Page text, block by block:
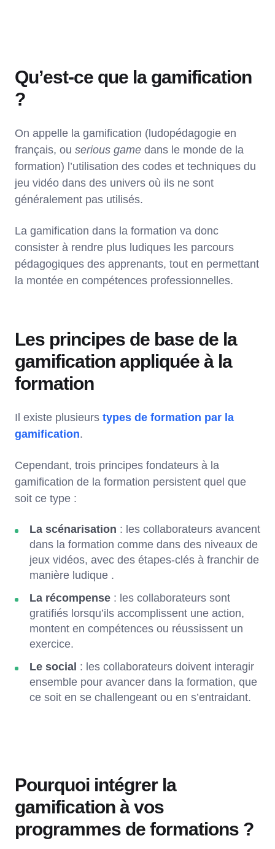
Qu’est-ce que la gamification
?
On appelle la gamification (ludopédagogie en
français, ou serious game dans le monde de la
formation) l’utilisation des codes et techniques du
jeu vidéo dans des univers où ils ne sont
généralement pas utilisés.
La gamification dans la formation va donc
consister à rendre plus ludiques les parcours
pédagogiques des apprenants, tout en permettant
la montée en compétences professionnelles.
Les principes de base de la
gamification appliquée à la
formation
Il existe plusieurs types de formation par la
gamification.
Cependant, trois principes fondateurs à la
gamification de la formation persistent quel que
soit ce type :
La scénarisation : les collaborateurs avancent
dans la formation comme dans des niveaux de
jeux vidéos, avec des étapes-clés à franchir de
manière ludique .
La récompense : les collaborateurs sont
gratifiés lorsqu’ils accomplissent une action,
montent en compétences ou réussissent un
exercice.
Le social : les collaborateurs doivent interagir
ensemble pour avancer dans la formation, que
ce soit en se challengeant ou en s’entraidant.
Pourquoi intégrer la
gamification à vos
programmes de formations ?